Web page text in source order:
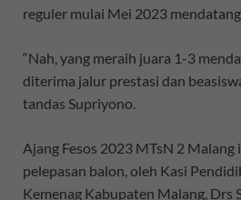
reguler mulai Mei 2023
“Nah, yang meraih juara 1-3
diterima jalur prestasi dan
tandas Supriyono.
Ajang Fesos 2023 MTsN 2 Malang
pelepasan balon, oleh Kasi
Kemenag Kabupaten Malang, Drs